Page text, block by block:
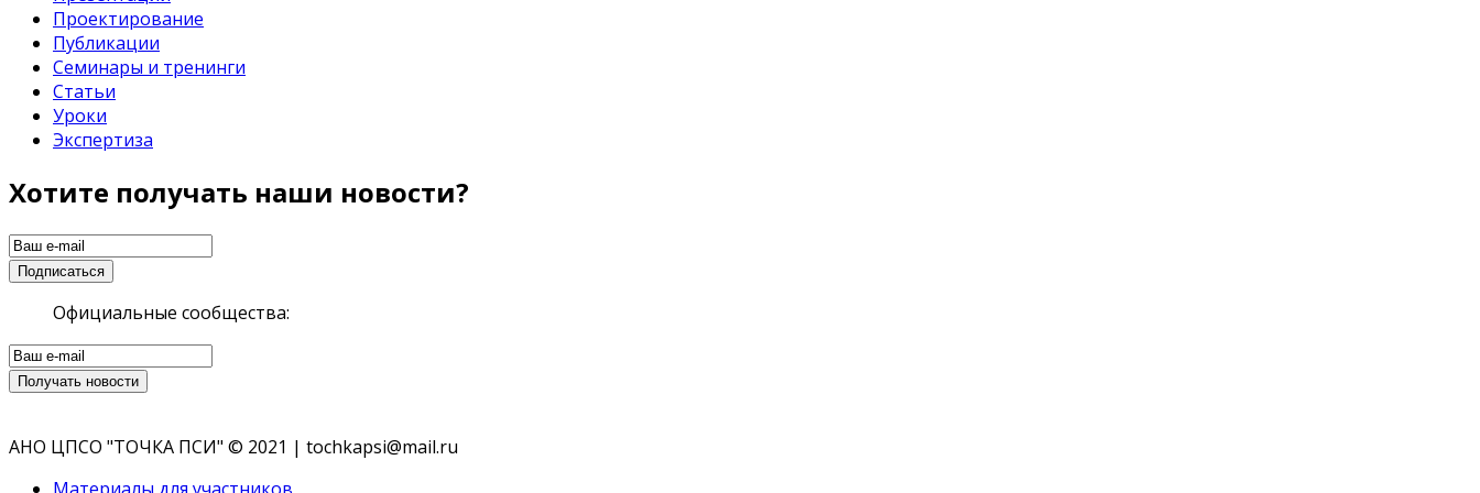
Проектирование
Публикации
Семинары и тренинги
Статьи
Уроки
Экспертиза
Хотите получать наши новости?
Официальные сообщества:
АНО ЦПСО "ТОЧКА ПСИ" © 2021 | tochkapsi@mail.ru
Материалы для участников